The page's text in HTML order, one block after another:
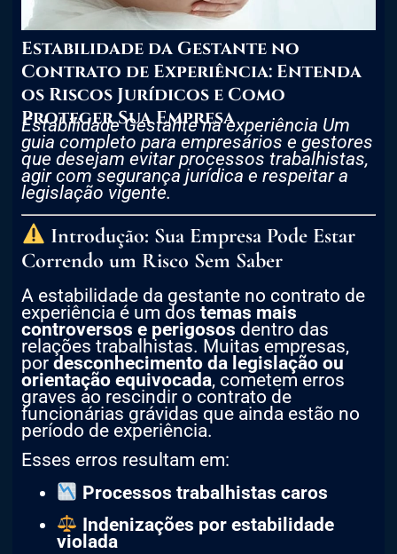
Estabilidade da Gestante no
Contrato de Experiência: Entenda
os Riscos Jurídicos e Como
Proteger Sua Empresa
Estabilidade Gestante na experiência Um
guia completo para empresários e gestores
que desejam evitar processos trabalhistas,
agir com segurança jurídica e respeitar a
legislação vigente.
Introdução: Sua Empresa Pode Estar
Correndo um Risco Sem Saber
A estabilidade da gestante no contrato de
experiência é um dos temas mais
controversos e perigosos dentro das
relações trabalhistas. Muitas empresas,
por desconhecimento da legislação ou
orientação equivocada, cometem erros
graves ao rescindir o contrato de
funcionárias grávidas que ainda estão no
período de experiência.
Esses erros resultam em:
Processos trabalhistas caros
Indenizações por estabilidade
violada